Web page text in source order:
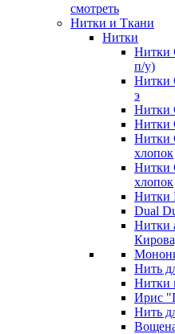
смотреть
Нитки и Ткани
Нитки
Нитки
п/у)
Нитки
э
Нитки
Нитки
Нитки
хлопок
Нитки
хлопок
Нитки
Dual
Нитки
Нить
Нитки
Ирис
Нить